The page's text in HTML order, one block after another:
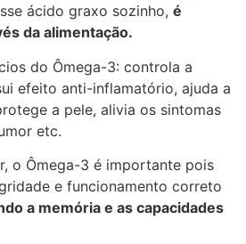
ácido graxo sozinho, é
da alimentação.
do Ômega-3: controla a
efeito anti-inflamatório, ajuda a
a pele, alivia os sintomas
etc.
o Ômega-3 é importante pois
e funcionamento correto
a memória e as capacidades